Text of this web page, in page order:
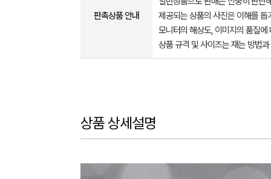
판촉상품 안내
제공되는 상품의 사진은 이해를
모니터의 해상도, 이미지의 품질
상품 규격 및 사이즈는 재는 방법
상품 상세설명